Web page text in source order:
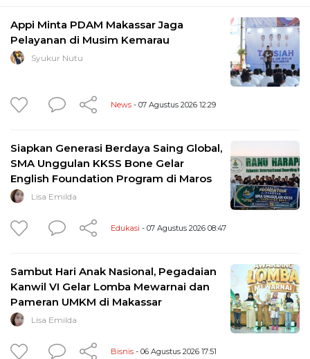
Appi Minta PDAM Makassar Jaga
Pelayanan di Musim Kemarau
Syukur Nutu
News - 07 Agustus 2026 12:29
Siapkan Generasi Berdaya Saing Global,
SMA Unggulan KKSS Bone Gelar
English Foundation Program di Maros
Lisa Emilda
Edukasi - 07 Agustus 2026 08:47
Sambut Hari Anak Nasional, Pegadaian
Kanwil VI Gelar Lomba Mewarnai dan
Pameran UMKM di Makassar
Lisa Emilda
Bisnis - 06 Agustus 2026 17:51